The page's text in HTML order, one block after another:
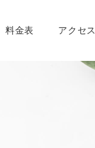
料金表 アクセス